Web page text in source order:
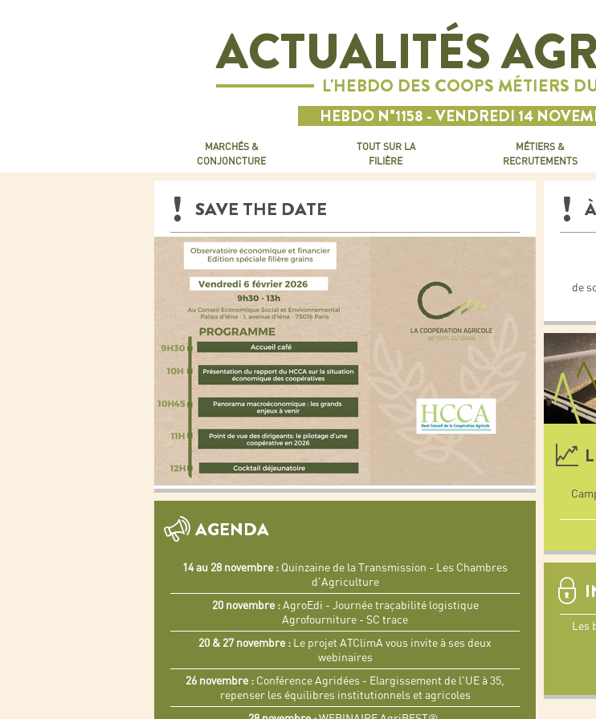
ACTUALITÉS
L'HEBDO DES COOPS MÉTIERS
HEBDO N°1158 - VENDREDI 14
MARCHÉS &
CONJONCTURE
TOUT SUR LA
FILIÈRE
MÉTIERS &
RECRUTEMENTS
SAVE THE DATE
AGENDA
14 au 28 novembre : Quinzaine de la Transmission - Les Chambres
d'Agriculture
20 novembre :AgroEdi - Journée traçabilité logistique
Agrofourniture - SC trace
20 & 27 novembre : Le projet ATClimA vous invite à ses deux
webinaires
26 novembre : Conférence Agridées - Elargissement de l'UE à 35,
repenser les équilibres institutionnels et agricoles
de
Les